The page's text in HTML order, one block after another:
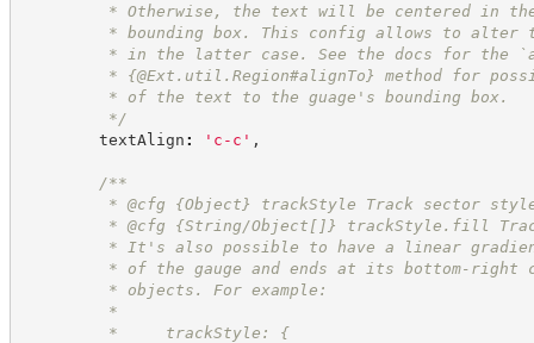
* Otherwise, the text will be centered in the
* bounding box. This config allows to alter
* in the latter case. See the docs for the
* {@Ext.util.Region#alignTo} method for
* of the text to the guage's bounding box.
*/
textAlign : ' c-c ' ,
/**
* @cfg {Object}
trackStyle Track sector
* @cfg {String/Object[]} trackStyle.fill Track
* It's also possible to have a linear
* of the gauge and ends at its bottom-right
* objects. For example:
*
*     trackStyle: {